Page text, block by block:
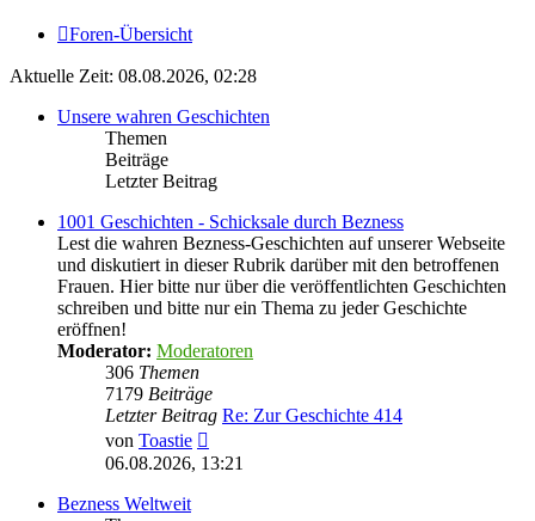
Foren-Übersicht
Aktuelle Zeit: 08.08.2026, 02:28
Unsere wahren Geschichten
Themen
Beiträge
Letzter Beitrag
1001 Geschichten - Schicksale durch Bezness
Lest die wahren Bezness-Geschichten auf unserer Webseite
und diskutiert in dieser Rubrik darüber mit den betroffenen
Frauen. Hier bitte nur über die veröffentlichten Geschichten
schreiben und bitte nur ein Thema zu jeder Geschichte
eröffnen!
Moderator: Moderatoren
306 Themen
7179 Beiträge
Letzter Beitrag Re: Zur Geschichte 414
von Toastie
Beitrag
06.08.2026, 13:21
Bezness Weltweit